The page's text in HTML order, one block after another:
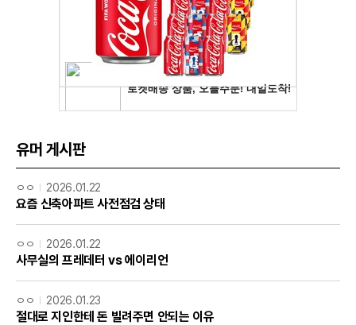
유머 게시판
ㅇㅇ 2026.01.22
요즘 신축아파트 사전점검 상태
ㅇㅇ 2026.01.22
사무실의 프레데터 vs 에이리언
ㅇㅇ 2026.01.23
절대로 지인한테 돈 빌려주면 안되는 이유